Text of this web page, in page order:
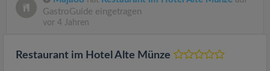
GastroGuide eingetragen
vor 4 Jahren
Restaurant im Hotel Alte Münze